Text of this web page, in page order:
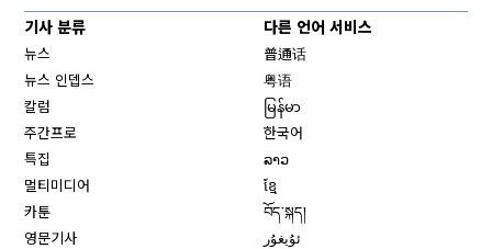
기사 분류
뉴스
뉴스 인뎁스
칼럼
주간프로
특집
멀티미디어
카툰
영문기사
다른 언어 서비스
普通话
粤语
မြန်မာ
한국어
ລາວ
ខ្មែ
བོད་སྐད།
ئۇيغۇر